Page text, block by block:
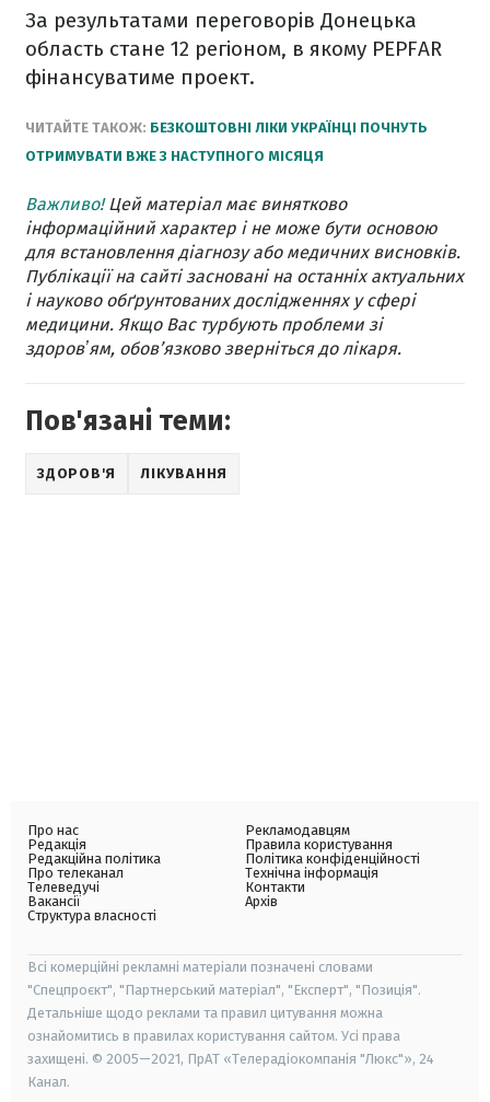
За результатами переговорів Донецька
область стане 12 регіоном, в якому PEPFAR
фінансуватиме проект.
ЧИТАЙТЕ ТАКОЖ: БЕЗКОШТОВНІ ЛІКИ УКРАЇНЦІ ПОЧНУТЬ
ОТРИМУВАТИ ВЖЕ З НАСТУПНОГО МІСЯЦЯ
Важливо!Цей матеріал має винятково
інформаційний характер і не може бути основою
для встановлення діагнозу або медичних висновків.
Публікації на сайті засновані на останніх актуальних
і науково обґрунтованих дослідженнях у сфері
медицини. Якщо Вас турбують проблеми зі
здоровʼям, обов’язково зверніться до лікаря.
Пов'язані теми:
ЗДОРОВ'Я ЛІКУВАННЯ
Про нас
Редакція
Редакційна політика
Про телеканал
Телеведучі
Вакансії
Структура власності
Рекламодавцям
Правила користування
Політика конфіденційності
Технічна інформація
Контакти
Архів
Всі комерційні рекламні матеріали позначені словами
"Спецпроєкт", "Партнерський матеріал", "Експерт", "Позиція".
Детальніше щодо реклами та правил цитування можна
ознайомитись в правилах користування сайтом. Усі права
захищені. © 2005—2021, ПрАТ «Телерадіокомпанія "Люкс"», 24
Канал.